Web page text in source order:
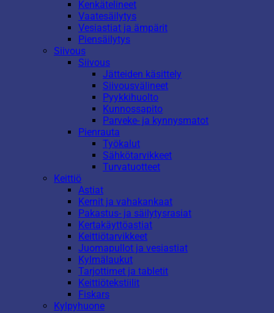
Kenkätelineet
Vaatesäilytys
Vesiastiat ja ämpärit
Piensäilytys
Siivous
Siivous
Jätteiden käsittely
Siivousvälineet
Pyykkihuolto
Kunnossapito
Parveke- ja kynnysmatot
Pienrauta
Työkalut
Sähkötarvikkeet
Turvatuotteet
Keittiö
Astiat
Kernit ja vahakankaat
Pakastus- ja säilytysrasiat
Kertakäyttöastiat
Keittiötarvikkeet
Juomapullot ja vesiastiat
Kylmälaukut
Tarjottimet ja tabletit
Keittiötekstiilit
Fiskars
Kylpyhuone